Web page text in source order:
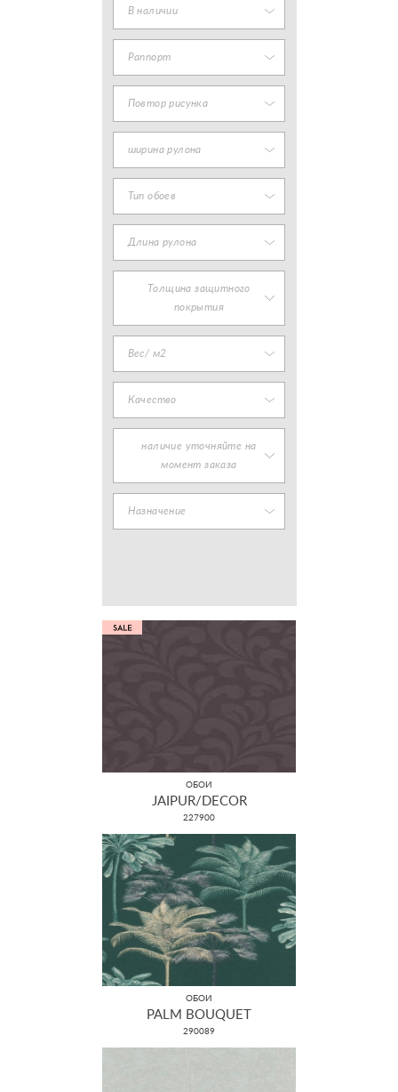
В наличии
Раппорт
Повтор рисунка
ширина рулона
Тип обоев
Длина рулона
Толщина защитного
покрытия
Вес/ м2
Качество
наличие уточняйте на
момент заказа
Назначение
ОБОИ
JAIPUR/DECOR
227900
ОБОИ
PALM BOUQUET
290089